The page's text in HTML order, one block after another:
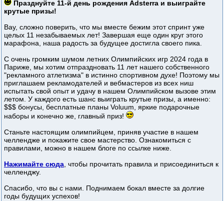
Празднуйте 11-й день рождения Adsterra и выиграйте
крутые призы!
Вау, сложно поверить, что мы вместе бежим этот спринт уже
целых 11 незабываемых лет! Завершая еще один круг этого
марафона, наша радость за будущее достигла своего пика.
С очень громким шумом летних Олимпийских игр 2024 года в
Париже, мы хотим отпраздновать 11 лет нашего собственного
"рекламного атлетизма" в истинно спортивном духе! Поэтому мы
приглашаем рекламодателей и вебмастеров из всех ниш
испытать свой опыт и удачу в нашем Олимпийском вызове этим
летом. У каждого есть шанс выиграть крутые призы, а именно:
$$$ бонусы, бесплатные планы Voluum, яркие подарочные
наборы и конечно же, главный приз!
Станьте настоящим олимпийцем, приняв участие в нашем
челлендже и покажите свое мастерство. Ознакомиться с
правилами, можно в нашем блоге по ссылке ниже.
Нажимайте сюда , чтобы прочитать правила и присоединиться к
челленджу.
Спасибо, что вы с нами. Поднимаем бокал вместе за долгие
годы будущих успехов!